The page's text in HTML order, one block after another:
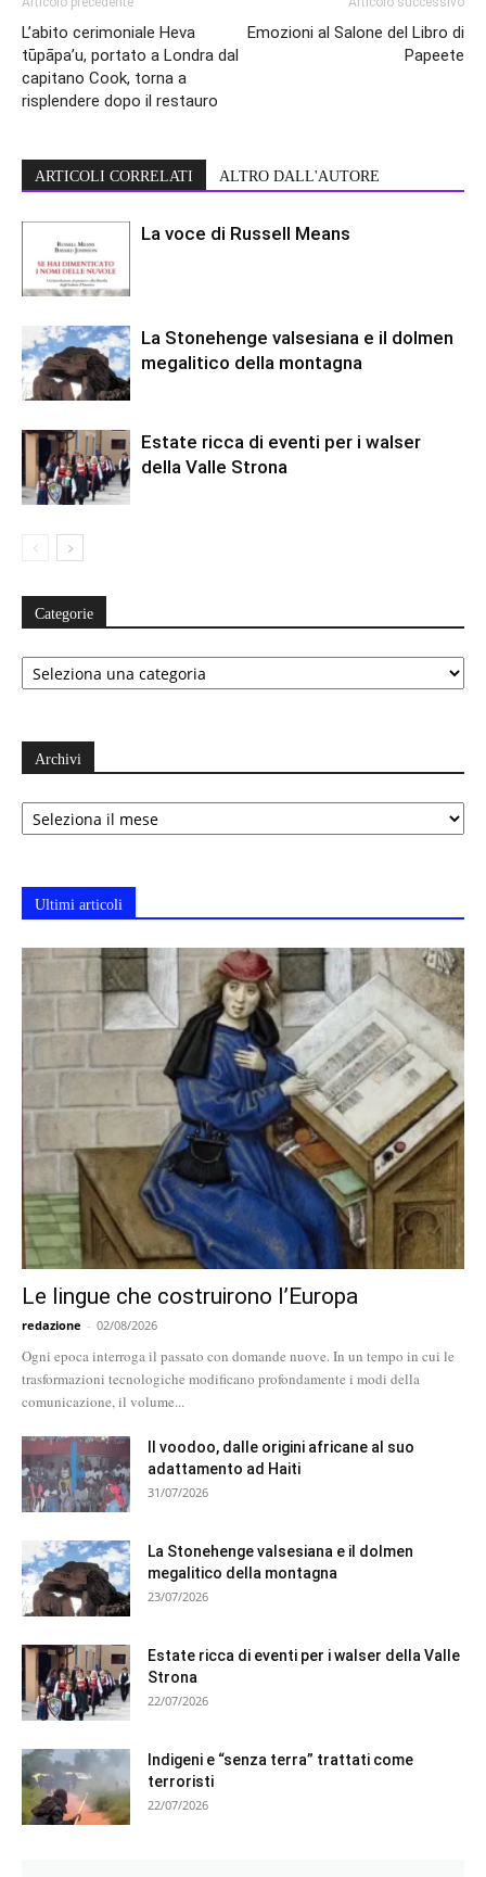
L’abito cerimoniale Heva
tūpāpa’u, portato a Londra dal
capitano Cook, torna a
risplendere dopo il restauro
Emozioni al Salone del Libro di
Papeete
ARTICOLI CORRELATI ALTRO DALL'AUTORE
La voce di Russell Means
La Stonehenge valsesiana e il dolmen
megalitico della montagna
Estate ricca di eventi per i walser
della Valle Strona
Categorie
Categorie
Archivi
Archivi
Ultimi articoli
Le lingue che costruirono l’Europa
redazione - 02/08/2026
Ogni epoca interroga il passato con domande nuove. In un tempo in cui le
trasformazioni tecnologiche modificano profondamente i modi della
comunicazione, il volume...
Il voodoo, dalle origini africane al suo
adattamento ad Haiti
31/07/2026
La Stonehenge valsesiana e il dolmen
megalitico della montagna
23/07/2026
Estate ricca di eventi per i walser della Valle
Strona
22/07/2026
Indigeni e “senza terra” trattati come
terroristi
22/07/2026